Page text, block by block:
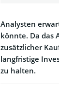
Analysten
könnte. Da das
zusätzlicher
langfristige
zu halten.